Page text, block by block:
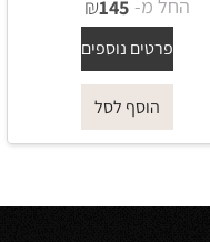
החל מ- ₪145
פרטים נוספים
הוסף לסל